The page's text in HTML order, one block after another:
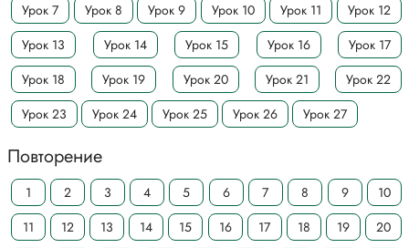
Урок 7
Урок 8 Урок 9 Урок 10 Урок 11
Урок 12
Урок 13
Урок 14 Урок 15 Урок 16
Урок 17
Урок 18
Урок 19 Урок 20 Урок 21
Урок 22
Урок 23
Урок 24 Урок 25 Урок 26 Урок 27
Повторение
1 2 3 4 5 6 7 8 9
10
11
12 13 14 15 16 17 18 19
20